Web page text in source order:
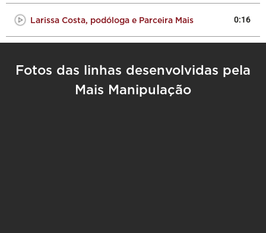
Larissa Costa, podóloga e Parceira Mais 0:16
Fotos das linhas desenvolvidas pela
Mais Manipulação